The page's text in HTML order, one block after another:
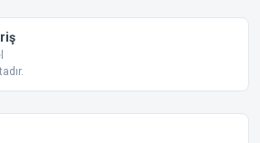
bozuk veya görüntülenemiyor.
eksik bilgiler bulunuyor.